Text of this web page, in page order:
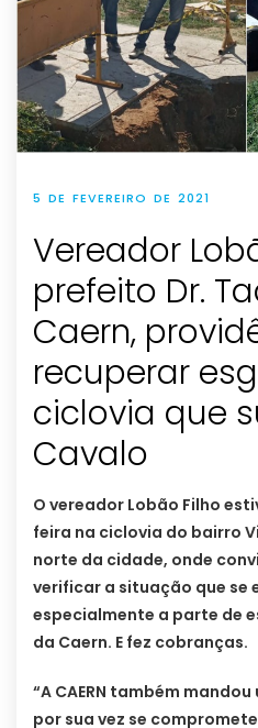
5 DE FEVEREIRO DE 2021
Vereador
prefeito Dr.
Caern,
recuperar
ciclovia que
Cavalo
O vereador Lobão Filho
feira na ciclovia do bairro
norte da cidade, onde
verificar a situação que se
especialmente a parte de
da Caern. E fez cobranças.
“A CAERN também
por sua vez se